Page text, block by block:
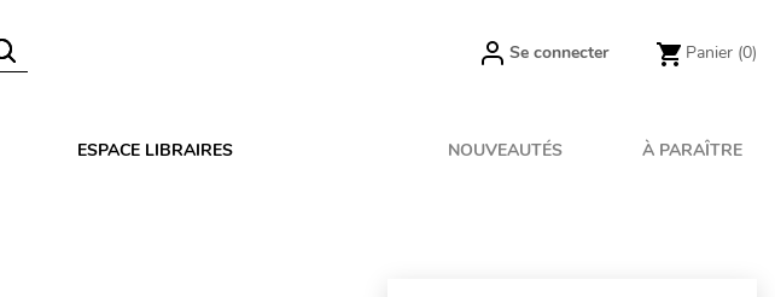
Se connecter Panier (0)
ESPACE LIBRAIRES NOUVEAUTÉS À PARAÎTRE